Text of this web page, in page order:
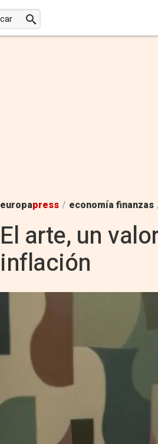
europapress / economía finanzas
El arte, un
inflación